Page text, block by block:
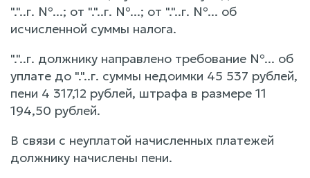
"."..г. №...; от "."..г. №...; от "."..г. №... об
исчисленной суммы налога.
"."..г. должнику направлено требование №... об
уплате до "."..г. суммы недоимки 45 537 рублей,
пени 4 317,12 рублей, штрафа в размере 11
194,50 рублей.
В связи с неуплатой начисленных платежей
должнику начислены пени.